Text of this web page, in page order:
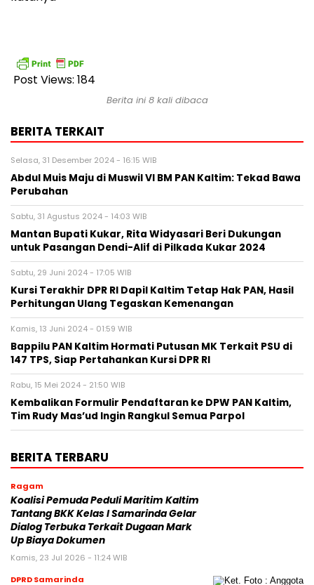
Post Views: 184
Berita ini 8 kali dibaca
BERITA TERKAIT
Selasa, 31 Desember 2024 - 16:15 WIB
Abdul Muis Maju di Muswil VI BM PAN Kaltim: Tekad Bawa
Perubahan
Sabtu, 31 Agustus 2024 - 14:03 WIB
Mantan Bupati Kukar, Rita Widyasari Beri Dukungan
untuk Pasangan Dendi-Alif di Pilkada Kukar 2024
Sabtu, 29 Juni 2024 - 17:05 WIB
Kursi Terakhir DPR RI Dapil Kaltim Tetap Hak PAN, Hasil
Perhitungan Ulang Tegaskan Kemenangan
Kamis, 13 Juni 2024 - 01:59 WIB
Bappilu PAN Kaltim Hormati Putusan MK Terkait PSU di
147 TPS, Siap Pertahankan Kursi DPR RI
Rabu, 15 Mei 2024 - 21:50 WIB
Kembalikan Formulir Pendaftaran ke DPW PAN Kaltim,
Tim Rudy Mas’ud Ingin Rangkul Semua Parpol
BERITA TERBARU
Ragam
Koalisi Pemuda Peduli Maritim Kaltim
Tantang BKK Kelas I Samarinda Gelar
Dialog Terbuka Terkait Dugaan Mark
Up Biaya Dokumen
Kamis, 23 Jul 2026 - 11:24 WIB
DPRD Samarinda